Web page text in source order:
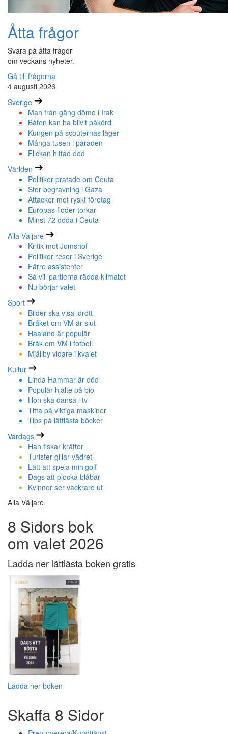
Åtta frågor
Svara på åtta frågor
om veckans nyheter.
Gå till frågorna
4 augusti 2026
Sverige
Man från gäng dömd i Irak
Båten kan ha blivit påkörd
Kungen på scouternas läger
Många tusen i paraden
Flickan hittad död
Världen
Politiker pratade om Ceuta
Stor begravning i Gaza
Attacker mot ryskt företag
Europas floder torkar
Minst 72 döda i Ceuta
Alla Väljare
Kritik mot Jomshof
Politiker reser i Sverige
Färre assistenter
Så vill partierna rädda klimatet
Nu börjar valet
Sport
Bilder ska visa idrott
Bråket om VM är slut
Haaland är populär
Bråk om VM i fotboll
Mjällby vidare i kvalet
Kultur
Linda Hammar är död
Populär hjälte på bio
Hon ska dansa i tv
Titta på viktiga maskiner
Tips på lättlästa böcker
Vardags
Han fiskar kräftor
Turister gillar vädret
Lätt att spela minigolf
Dags att plocka blåbär
Kvinnor ser vackrare ut
Alla Väljare
8 Sidors bok
om valet 2026
Ladda ner lättlästa boken gratis
Ladda ner boken
Skaffa 8 Sidor